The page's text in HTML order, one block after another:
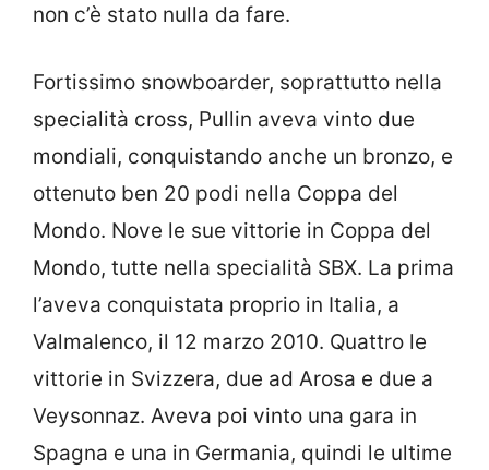
non c’è stato nulla da fare.
Fortissimo snowboarder, soprattutto nella
specialità cross, Pullin aveva vinto due
mondiali, conquistando anche un bronzo, e
ottenuto ben 20 podi nella Coppa del
Mondo. Nove le sue vittorie in Coppa del
Mondo, tutte nella specialità SBX. La prima
l’aveva conquistata proprio in Italia, a
Valmalenco, il 12 marzo 2010. Quattro le
vittorie in Svizzera, due ad Arosa e due a
Veysonnaz. Aveva poi vinto una gara in
Spagna e una in Germania, quindi le ultime